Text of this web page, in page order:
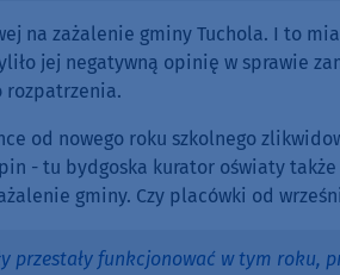
na zażalenie gminy Tuchola. I to
jej negatywną opinię w sprawie
rozpatrzenia.
od nowego roku szkolnego
- tu bydgoska kurator oświaty także
gminy. Czy placówki od
przestały funkcjonować w tym roku,